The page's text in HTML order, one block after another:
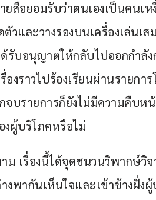
ยสือยอมรับว่าตนเองเป็นคน
ตัวและวางรองบนเครื่องเล่นเ
ด้รับอนุญาตให้กลับไปออกกำลั
รื่องราวไปร้องเรียนผ่านรายก
จบรายการก็ยังไม่มีความคืบห
งผู้บริโภคหรือไม่
าม เรื่องนี้ได้จุดชนวนวิพากษ์วิ
งพากันเห็นใจและเข้าข้างฝั่ง